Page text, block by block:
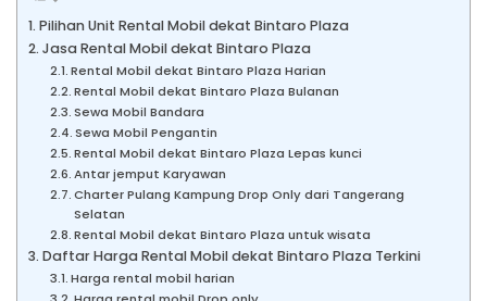
Pilihan Unit Rental Mobil dekat Bintaro Plaza
Jasa Rental Mobil dekat Bintaro Plaza
Rental Mobil dekat Bintaro Plaza Harian
Rental Mobil dekat Bintaro Plaza Bulanan
Sewa Mobil Bandara
Sewa Mobil Pengantin
Rental Mobil dekat Bintaro Plaza Lepas kunci
Antar jemput Karyawan
Charter Pulang Kampung Drop Only dari Tangerang
Selatan
Rental Mobil dekat Bintaro Plaza untuk wisata
Daftar Harga Rental Mobil dekat Bintaro Plaza Terkini
Harga rental mobil harian